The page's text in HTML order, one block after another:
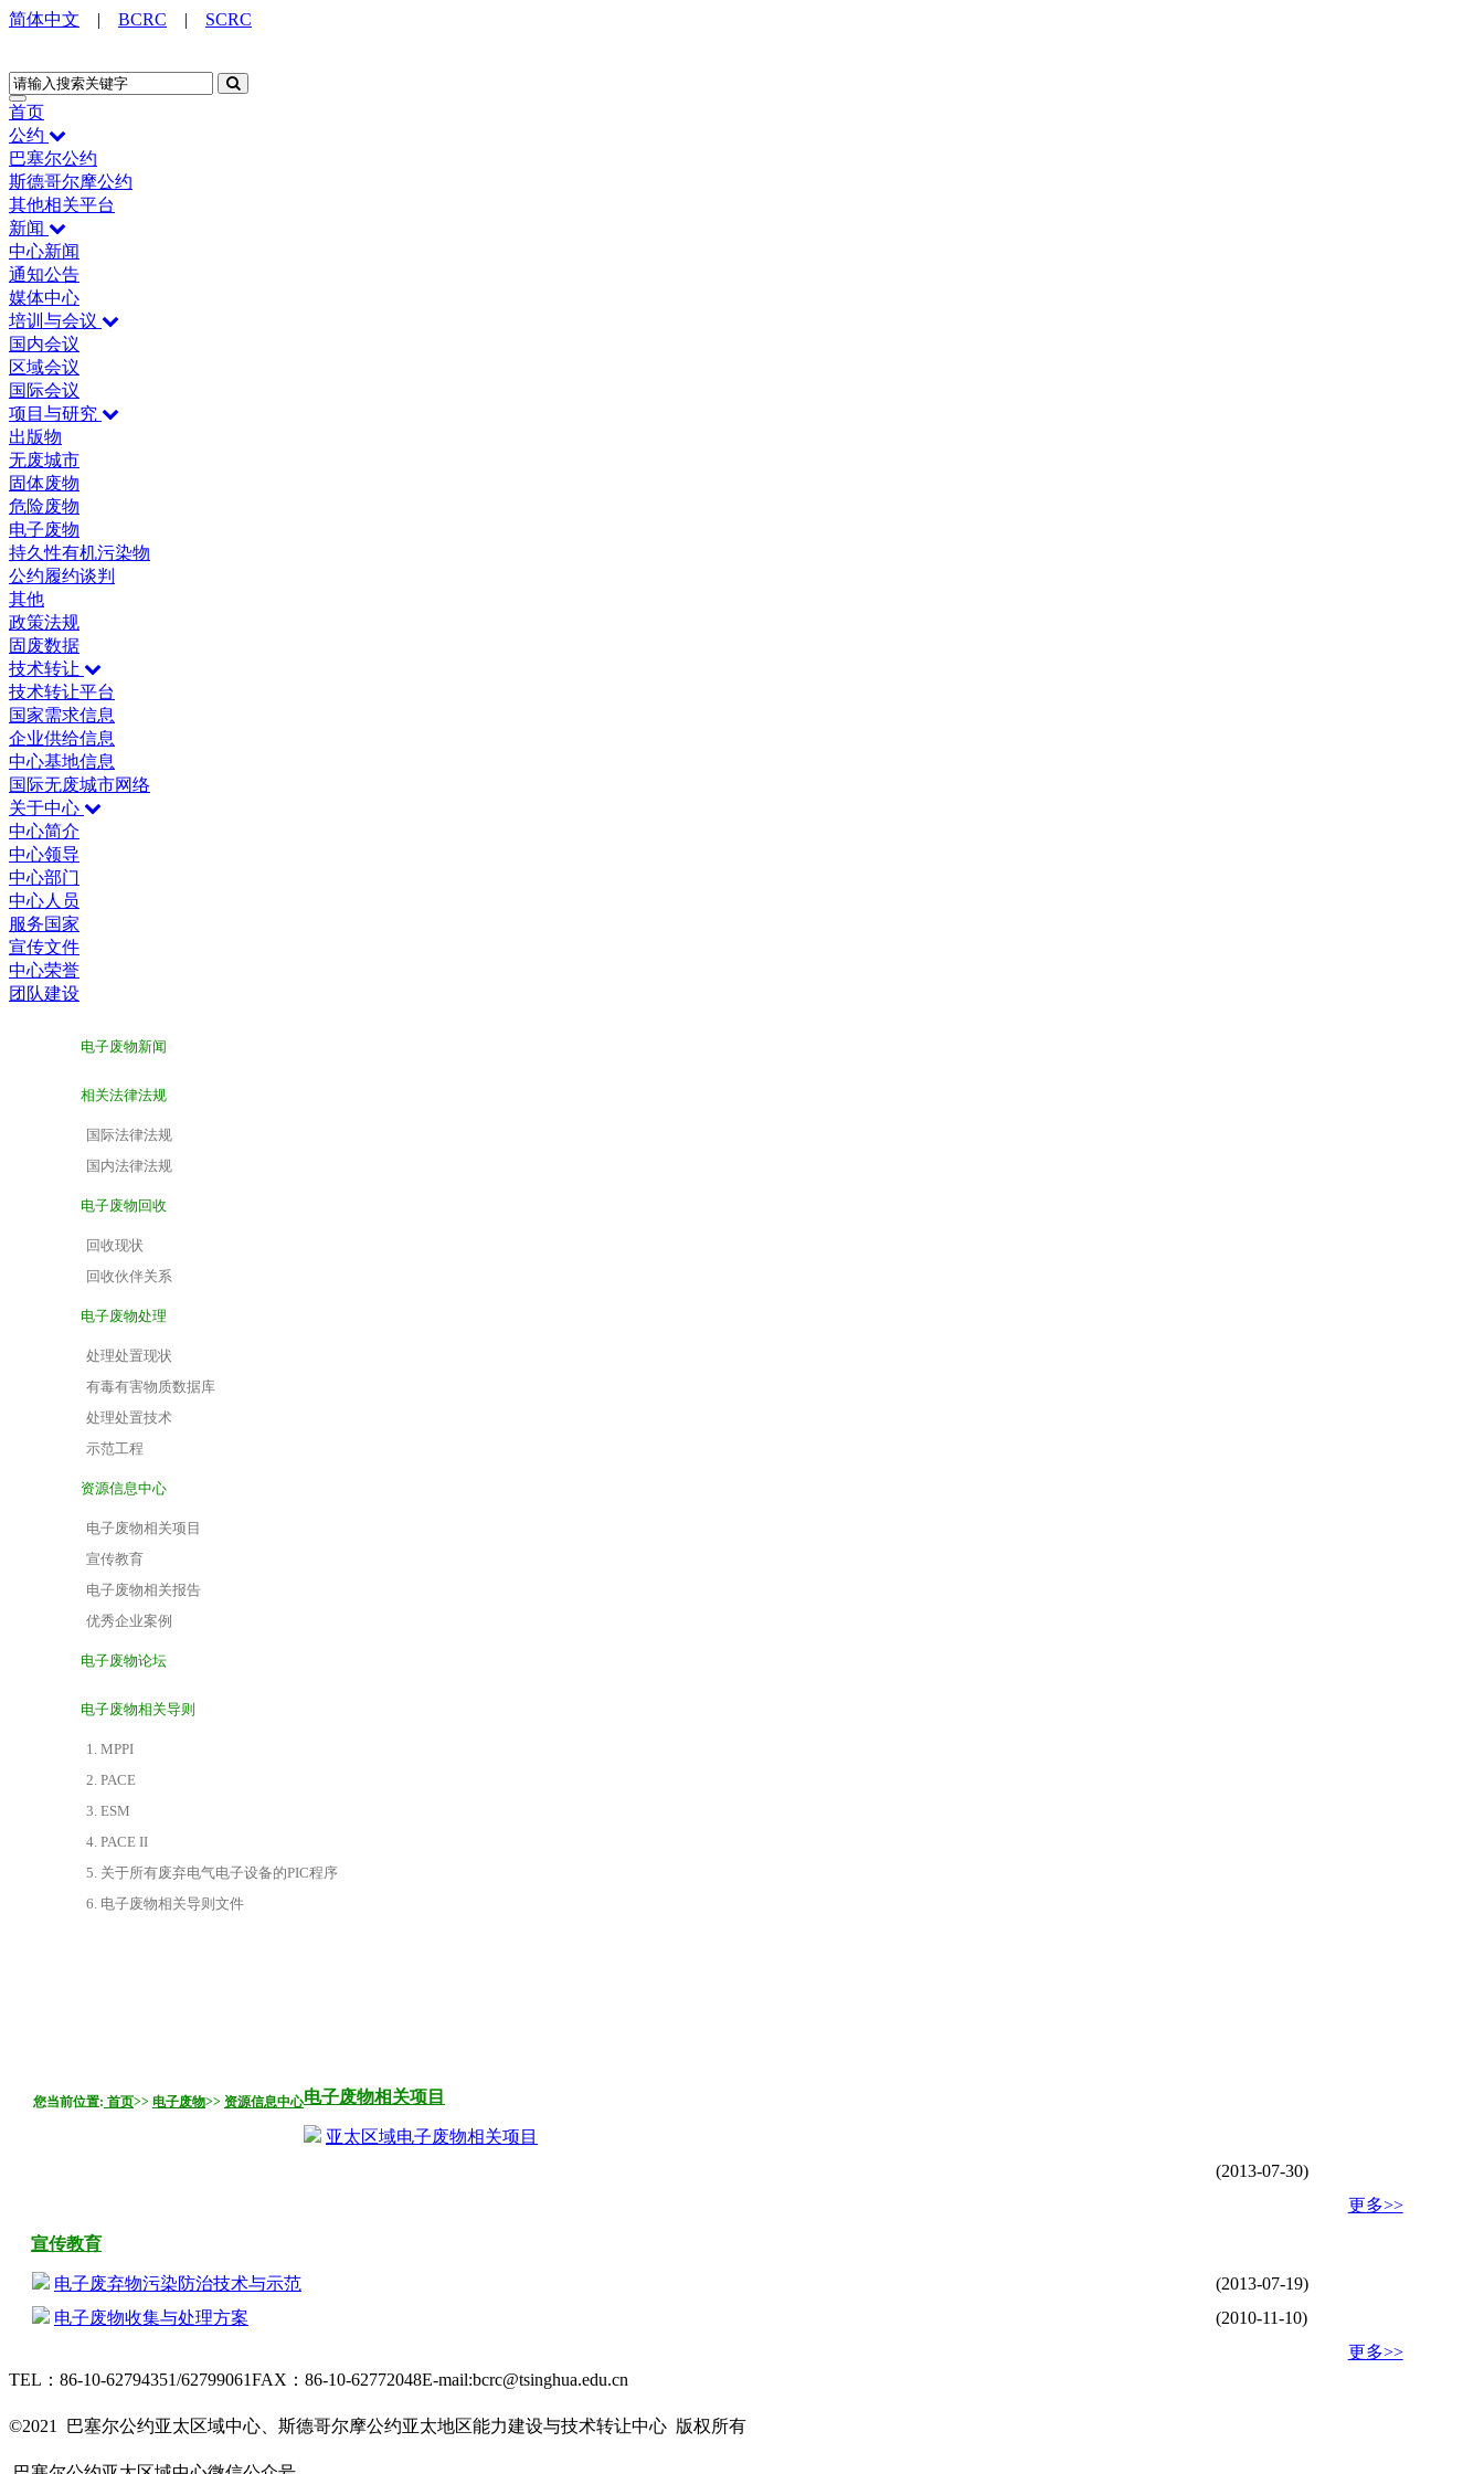
简体中文 | BCRC | SCRC
首页
公约
巴塞尔公约
斯德哥尔摩公约
其他相关平台
新闻
中心新闻
通知公告
媒体中心
培训与会议
国内会议
区域会议
国际会议
项目与研究
出版物
无废城市
固体废物
危险废物
电子废物
持久性有机污染物
公约履约谈判
其他
政策法规
固废数据
技术转让
技术转让平台
国家需求信息
企业供给信息
中心基地信息
国际无废城市网络
关于中心
中心简介
中心领导
中心部门
中心人员
服务国家
宣传文件
中心荣誉
团队建设
电子废物新闻
相关法律法规
国际法律法规
国内法律法规
电子废物回收
回收现状
回收伙伴关系
电子废物处理
处理处置现状
有毒有害物质数据库
处理处置技术
示范工程
资源信息中心
电子废物相关项目
宣传教育
电子废物相关报告
优秀企业案例
电子废物论坛
电子废物相关导则
1. MPPI
2. PACE
3. ESM
4. PACE II
5. 关于所有废弃电气电子设备的PIC程序
6. 电子废物相关导则文件
您当前位置: 首页>> 电子废物>> 资源信息中心电子废物相关项目
亚太区域电子废物相关项目
(2013-07-30)
更多>>
宣传教育
电子废弃物污染防治技术与示范
(2013-07-19)
电子废物收集与处理方案
(2010-11-10)
更多>>
TEL：86-10-62794351/62799061FAX：86-10-62772048E-mail:bcrc@tsinghua.edu.cn
©2021 巴塞尔公约亚太区域中心、斯德哥尔摩公约亚太地区能力建设与技术转让中心 版权所有